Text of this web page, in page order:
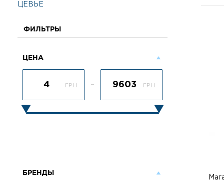
ЦЕВЬЕ
ФИЛЬТРЫ
ЦЕНА
ГРН – ГРН
БРЕНДЫ